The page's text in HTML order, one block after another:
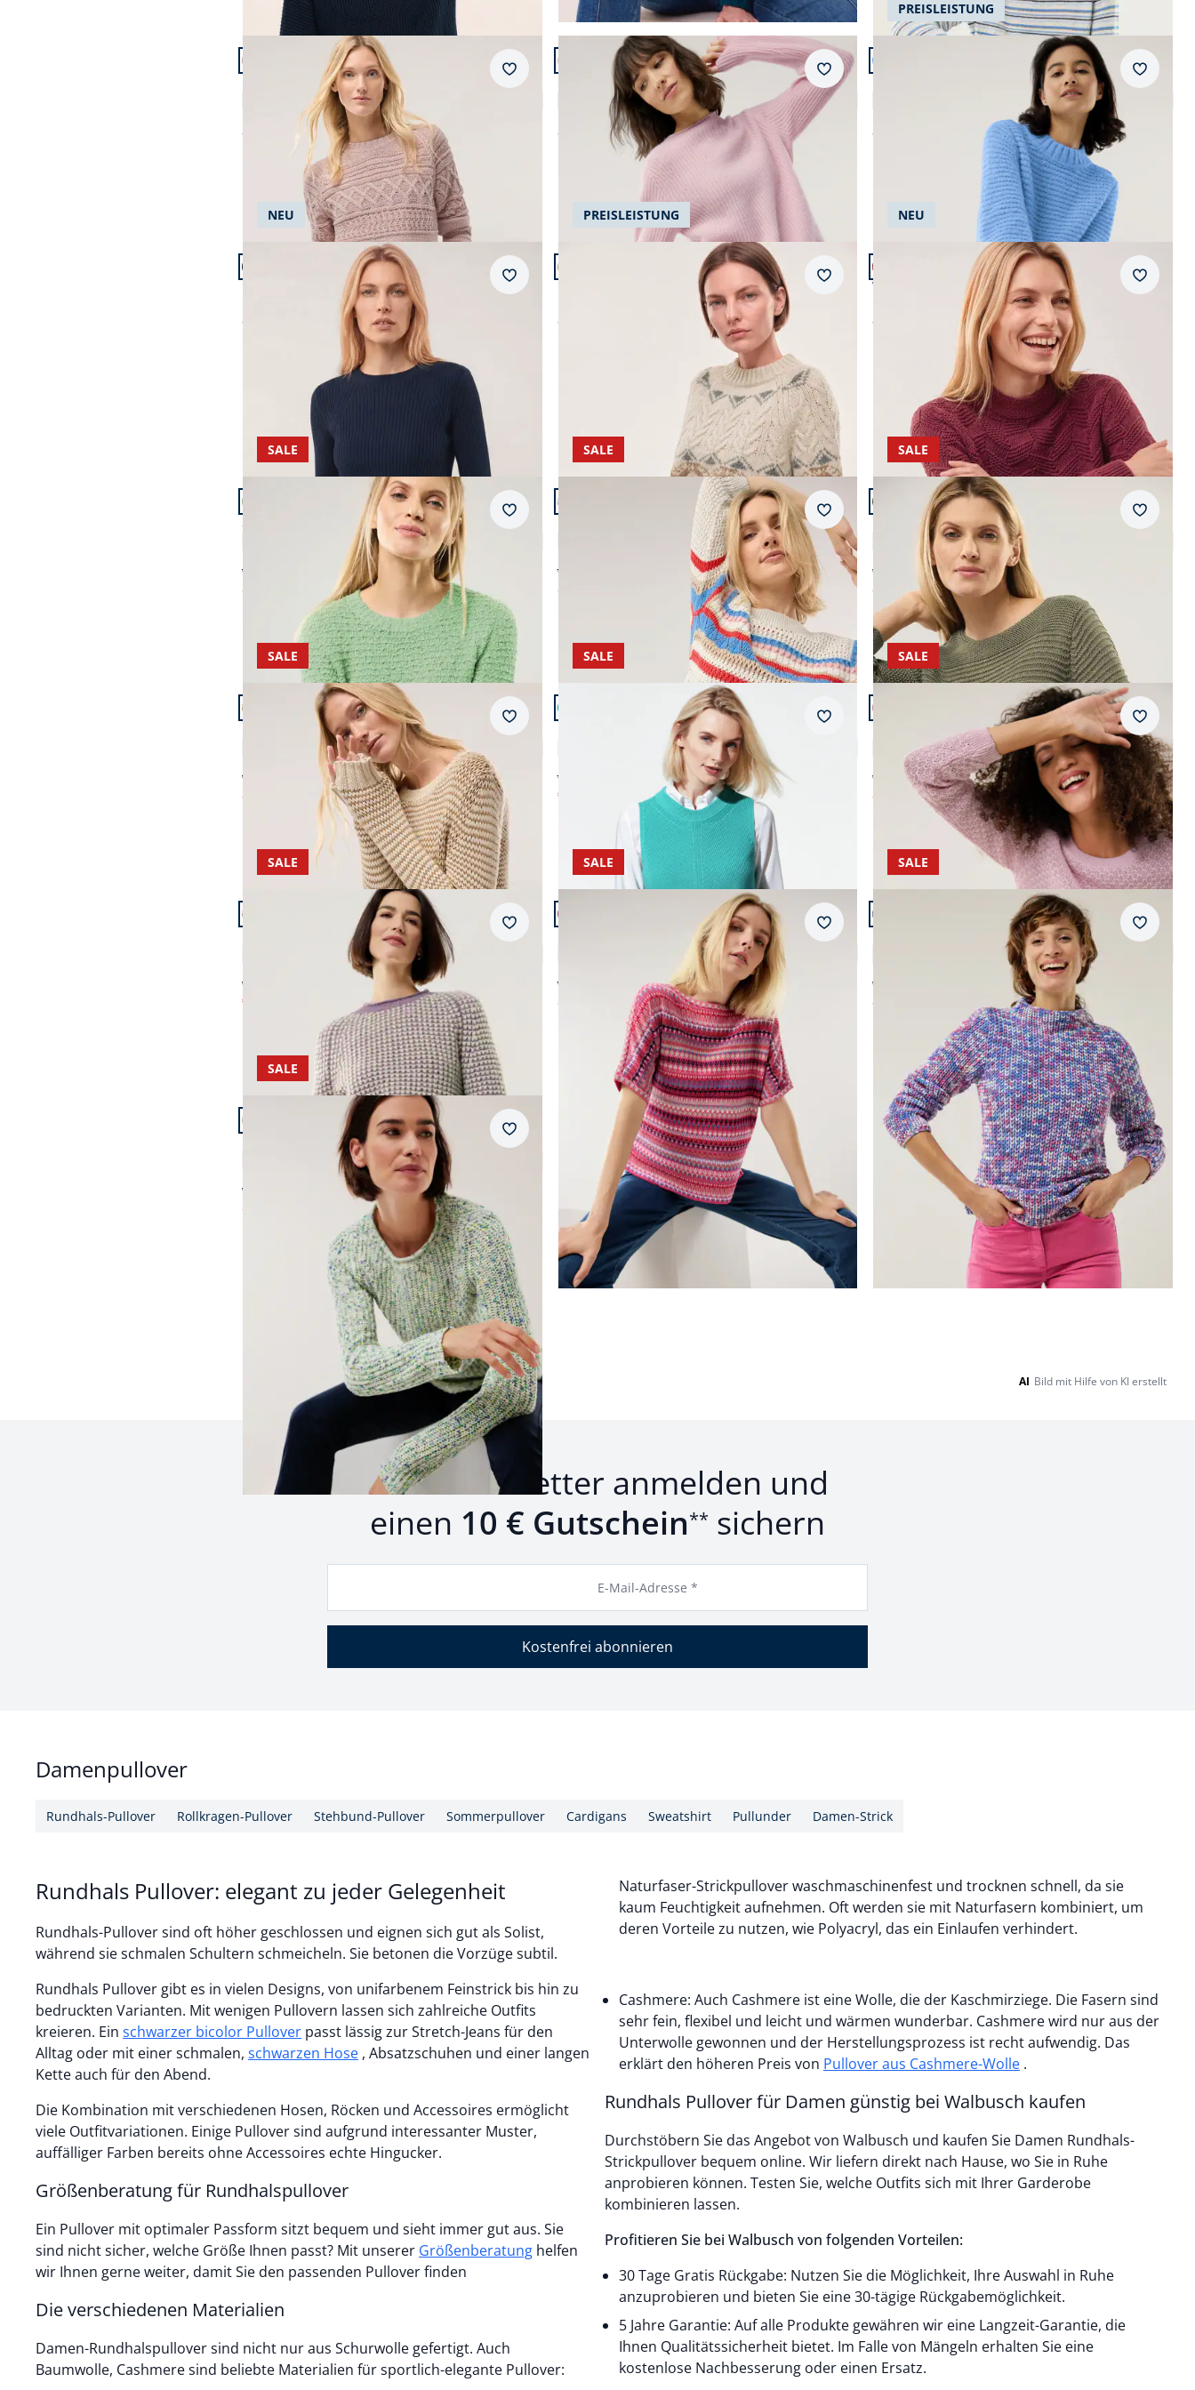
Artikel 7 von 22.
Pullover aus softem Bändchengarn
4,4 (13)
ab € 119,99
Merkzettel
Artikel 8 von 22.
Cashmere Pullover 100 Prozent
5,0 (5)
ab € 229,99
Merkzettel
Artikel 9 von 22.
PREISLEISTUNG
ab
Artikel 10 von 22.
AI
NEU
Baumwollmix Pullover in Rippenstrick Optik
ab
Merkzettel
Artikel 11 von 22.
PREISLEISTUNG
Norweger Pullover in softem Garn
ab
Merkzettel
Artikel 12 von 22.
NEU
Weicher Strukturpullover
ab
Artikel 13 von 22.
SALE
Strukturpullover mit Noppen-Effekt
4,5 (11)
ab € 99,99
ab (-40%)
Merkzettel
Artikel 14 von 22.
SALE
Pullover im Häkel-Look
ab € 99,99
ab
Merkzettel
Artikel 15 von 22.
SALE
Pullover aus Bändchengarn
4,0 (7)
ab € 89,99
ab € 54,99 (-39%)
Artikel 16 von 22.
SALE
Pullover mit dezentem Streifen
4,5 (6)
ab € 129,99
ab (-50%)
Merkzettel
Artikel 17 von 22.
SALE
Rundhals-Pullunder Diagonalstruktur
4,7 (59)
ab € 89,95
€ 29,99
Merkzettel
Artikel 18 von 22.
SALE
Edelgarn-Pullover Lino
4,6 (17)
ab € 129,99
ab € 74,99 (-42%)
Artikel 19 von 22.
SALE
Leicht&Weich Pullover
4,7 (13)
ab € 129,99
€ 59,99
Merkzettel
Artikel 20 von 22.
SALE
Kimono Pullover Baumwolljacquard
ab € 89,99
ab (-50%)
Merkzettel
Artikel 21 von 22.
SALE
Leichtgewicht-Pullover
ab € 129,99
ab
Artikel 22 von 22.
SALE
Boucle Pullover Multicolor
4,9 (14)
ab € 119,99
ab
Merkzettel
Seite 1 geladen. Zeige Produkte 1 bis 22 von 22.
AI Bild mit Hilfe von KI erstellt
Zum Newsletter anmelden und
einen 10 € Gutschein** sichern
E-Mail-Adresse *
Kostenfrei abonnieren
Damenpullover
Rundhals-Pullover Rollkragen-Pullover Stehbund-Pullover Sommerpullover Cardigans Sweatshirt Pullunder Damen-Strick
Rundhals Pullover: elegant zu jeder Gelegenheit
Rundhals-Pullover sind oft höher geschlossen und eignen sich gut als Solist,
während sie schmalen Schultern schmeicheln. Sie betonen die Vorzüge subtil.
Rundhals Pullover gibt es in vielen Designs, von unifarbenem Feinstrick bis hin zu
bedruckten Varianten. Mit wenigen Pullovern lassen sich zahlreiche Outfits
kreieren. Ein schwarzer bicolor Pullover
Alltag oder mit einer schmalen, schwarzen Hose , Absatzschuhen und einer langen
Kette auch für den Abend.
Die Kombination mit verschiedenen Hosen, Röcken und Accessoires ermöglicht
viele Outfitvariationen. Einige Pullover sind aufgrund interessanter Muster,
auffälliger Farben bereits ohne Accessoires echte Hingucker.
Größenberatung für Rundhalspullover
Ein Pullover mit optimaler Passform sitzt bequem und sieht immer gut aus. Sie
sind nicht sicher, welche Größe Ihnen passt? Mit unserer Größenberatung
wir Ihnen gerne weiter, damit Sie den passenden Pullover finden
Die verschiedenen Materialien
Damen-Rundhalspullover sind nicht nur aus Schurwolle gefertigt. Auch
Baumwolle, Cashmere sind beliebte Materialien für sportlich-elegante Pullover:
Naturfaser-Strickpullover waschmaschinenfest und trocknen schnell, da sie
kaum Feuchtigkeit aufnehmen. Oft werden sie mit Naturfasern kombiniert, um
deren Vorteile zu nutzen, wie Polyacryl, das ein Einlaufen verhindert.
Cashmere: Auch Cashmere ist eine Wolle, die der Kaschmirziege. Die Fasern sind
sehr fein, flexibel und leicht und wärmen wunderbar. Cashmere wird nur aus der
Unterwolle gewonnen und der Herstellungsprozess ist recht aufwendig. Das
erklärt den höheren Preis von Pullover aus Cashmere-Wolle .
Rundhals Pullover für Damen günstig bei Walbusch kaufen
Durchstöbern Sie das Angebot von Walbusch und kaufen Sie Damen Rundhals-
Strickpullover bequem online. Wir liefern direkt nach Hause, wo Sie in Ruhe
anprobieren können. Testen Sie, welche Outfits sich mit Ihrer Garderobe
kombinieren lassen.
Profitieren Sie bei Walbusch von folgenden Vorteilen:
30 Tage Gratis Rückgabe: Nutzen Sie die Möglichkeit, Ihre Auswahl in Ruhe
anzuprobieren und bieten Sie eine 30-tägige Rückgabemöglichkeit.
5 Jahre Garantie: Auf alle Produkte gewähren wir eine Langzeit-Garantie, die
Ihnen Qualitätssicherheit bietet. Im Falle von Mängeln erhalten Sie eine
kostenlose Nachbesserung oder einen Ersatz.